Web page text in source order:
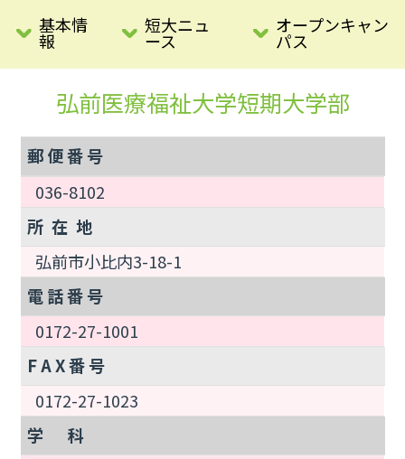
基本情
報
短大ニュ
ース
オープンキャン
パス
弘前医療福祉大学短期大学部
郵 便 番 号
036-8102
所 在 地
弘前市小比内3-18-1
電 話 番 号
0172-27-1001
F A X 番 号
0172-27-1023
学 科